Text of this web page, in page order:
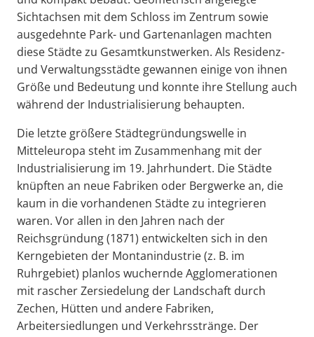
Sichtachsen mit dem Schloss im Zentrum sowie
ausgedehnte Park- und Gartenanlagen machten
diese Städte zu Gesamtkunstwerken. Als Residenz-
und Verwaltungsstädte gewannen einige von ihnen
Größe und Bedeutung und konnte ihre Stellung auch
während der Industrialisierung behaupten.
Die letzte größere Städtegründungswelle in
Mitteleuropa steht im Zusammenhang mit der
Industrialisierung im 19. Jahrhundert. Die Städte
knüpften an neue Fabriken oder Bergwerke an, die
kaum in die vorhandenen Städte zu integrieren
waren. Vor allen in den Jahren nach der
Reichsgründung (1871) entwickelten sich in den
Kerngebieten der Montanindustrie (z. B. im
Ruhrgebiet) planlos wuchernde Agglomerationen
mit rascher Zersiedelung der Landschaft durch
Zechen, Hütten und andere Fabriken,
Arbeitersiedlungen und Verkehrsstränge. Der